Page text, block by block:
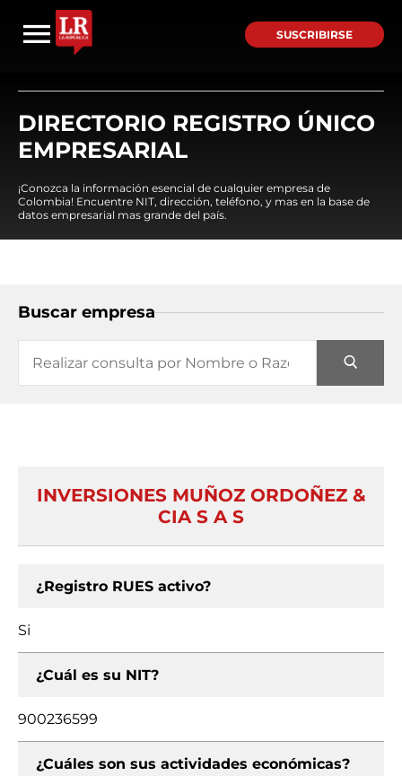
SUSCRIBIRSE
DIRECTORIO REGISTRO ÚNICO
EMPRESARIAL
¡Conozca la información esencial de cualquier empresa de
Colombia! Encuentre NIT, dirección, teléfono, y mas en la base de
datos empresarial mas grande del país.
Buscar empresa
INVERSIONES MUÑOZ ORDOÑEZ &
CIA S A S
¿Registro RUES activo?
Si
¿Cuál es su NIT?
900236599
¿Cuáles son sus actividades económicas?